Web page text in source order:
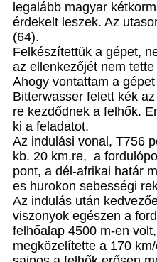
legalább magyar
érdekelt leszek. Az
(64).
Felkészítettük a gépet,
az ellenkezőjét nem
Ahogy vontattam a
Bitterwasser felett kék
re kezdődnek a felhők.
ki a feladatot.
Az indulási vonal, T756
kb. 20 km.re, a
pont, a dél-afrikai határ
es hurokon sebességi
Az indulás után
viszonyok egészen a
felhőalap 4500 m-en
megközelítette a 170